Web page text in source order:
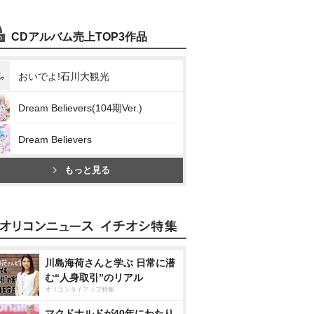
CDアルバム売上TOP3作品
おいでよ!石川大観光
Dream Believers(104期Ver.)
Dream Believers
もっと見る
川島海荷さんと学ぶ 日常に潜
む“人身取引”のリアル
オリコンタイアップ特集